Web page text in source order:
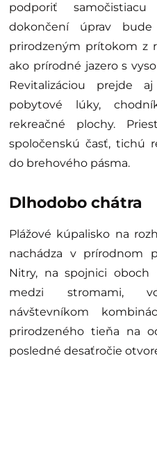
podporiť
dokončení úprav
prirodzeným prítokom z
ako prírodné jazero s
Revitalizáciou prejde
pobytové lúky,
rekreačné plochy.
spoločenskú časť, tichú
do brehového pásma.
Dlhodobo chátra
Plážové kúpalisko na
nachádza v prírodnom
Nitry, na spojnici oboch
medzi stromami,
návštevníkom
prirodzeného tieňa na
posledné desaťročie